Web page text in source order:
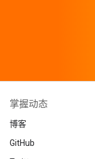
掌握动态
博客
GitHub